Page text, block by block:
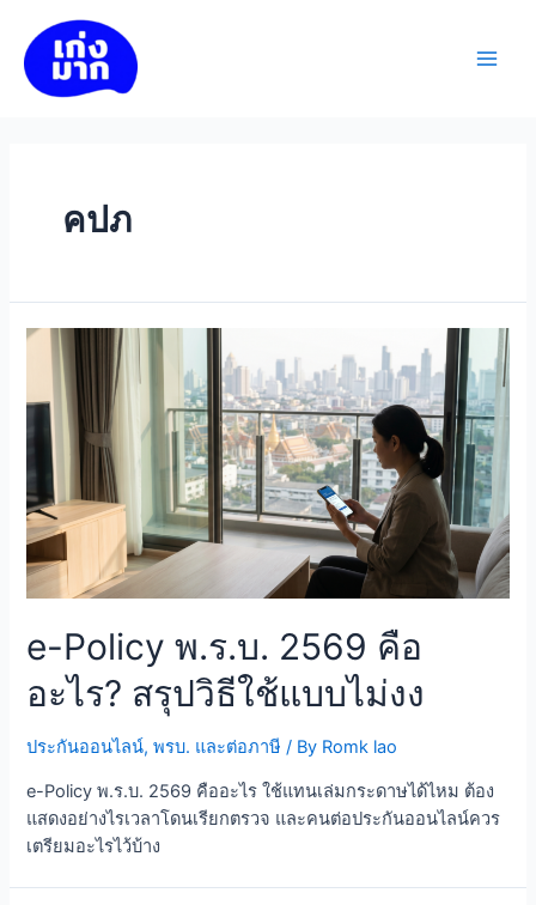
content
คปภ
e-Policy พ.ร.บ. 2569 คือ
อะไร? สรุปวิธีใช้แบบไม่งง
ประกันออนไลน์,พรบ. และต่อภาษี / By Romk lao
e-Policy พ.ร.บ. 2569 คืออะไร ใช้แทนเล่มกระดาษได้ไหม ต้อง
แสดงอย่างไรเวลาโดนเรียกตรวจ และคนต่อประกันออนไลน์ควร
เตรียมอะไรไว้บ้าง